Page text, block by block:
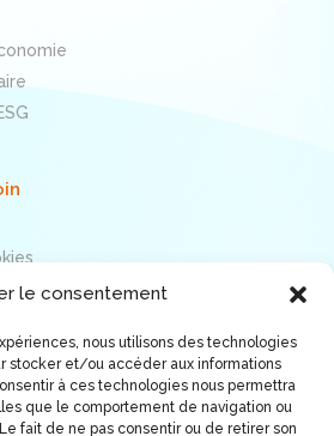
le consentement
nous utilisons des technologies
stocker et/ou accéder aux informations
à ces technologies nous permettra
que le comportement de navigation ou
fait de ne pas consentir ou de retirer son